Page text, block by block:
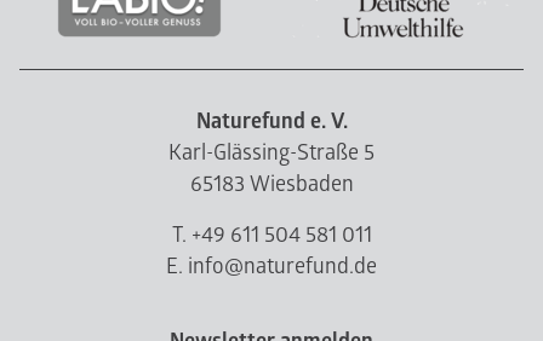
Naturefund e. V.
Karl-Glässing-Straße 5
65183 Wiesbaden
T. +49 611 504 581 011
E. info@naturefund.de